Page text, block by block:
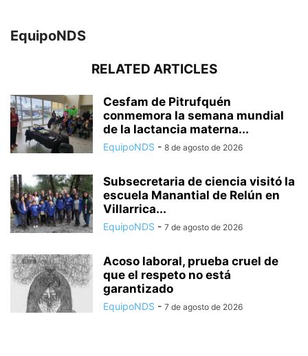
EquipoNDS
RELATED ARTICLES
Cesfam de Pitrufquén
conmemora la semana mundial
de la lactancia materna...
EquipoNDS - 8 de agosto de 2026
Subsecretaria de ciencia visitó la
escuela Manantial de Relún en
Villarrica...
EquipoNDS - 7 de agosto de 2026
Acoso laboral, prueba cruel de
que el respeto no está
garantizado
EquipoNDS - 7 de agosto de 2026